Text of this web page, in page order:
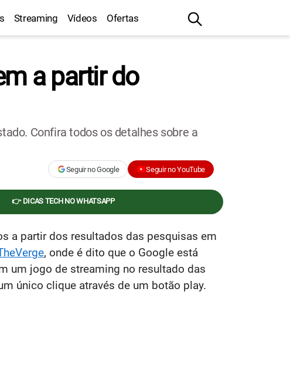
Streaming Vídeos Ofertas
a partir do
Confira todos os detalhes sobre a
Seguir no Google Seguir no YouTube
👉 DICAS TECH NO WHATSAPP
a partir dos resultados das pesquisas em
, onde é dito que o Google está
um jogo de streaming no resultado das
único clique através de um botão play.